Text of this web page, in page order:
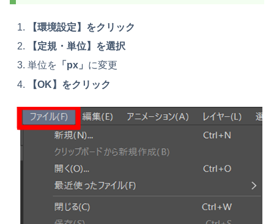
【環境設定】をクリック
【定規・単位】を選択
単位を 「px」 に変更
【OK】をクリック